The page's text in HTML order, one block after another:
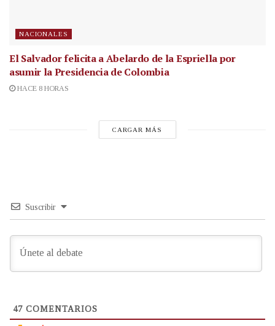
NACIONALES
El Salvador felicita a Abelardo de la Espriella por
asumir la Presidencia de Colombia
HACE 8 HORAS
CARGAR MÁS
Suscribir
47 COMENTARIOS